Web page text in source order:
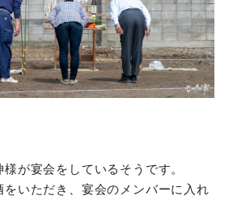
が宴会をしているそうです。
をいただき、宴会のメンバーに入れ